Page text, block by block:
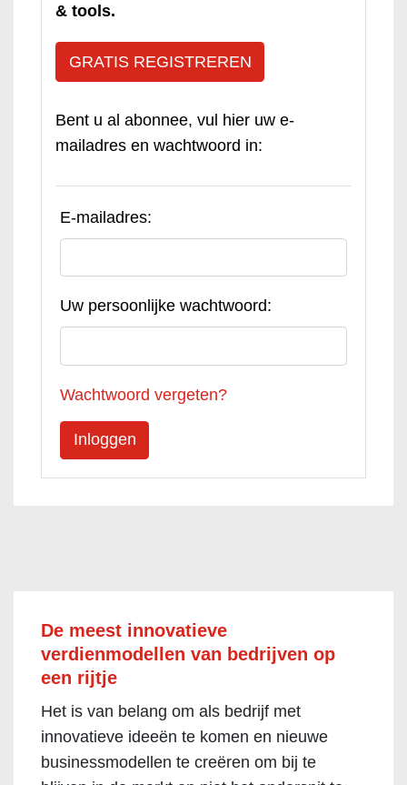
& tools.
GRATIS REGISTREREN
Bent u al abonnee, vul hier uw e-
mailadres en wachtwoord in:
E-mailadres:
Uw persoonlijke wachtwoord:
Wachtwoord vergeten?
De meest innovatieve
verdienmodellen van bedrijven op
een rijtje
Het is van belang om als bedrijf met
innovatieve ideeën te komen en nieuwe
businessmodellen te creëren om bij te